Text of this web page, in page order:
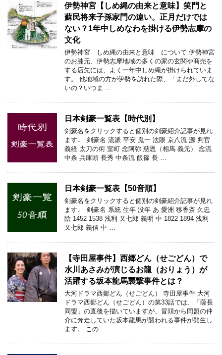
伊勢神宮【しめ縄の由来と意味】笑門と
蘇民将来子孫家門の違い。正月だけでは
ない？1年中しめなわを掛ける伊勢志摩の
文化
伊勢神宮 しめ縄の由来と意味 について 伊勢神宮
のお膝元、伊勢志摩地域の多くの家の玄関や商売を
する店先には、よく一年中しめ縄が掛けられていま
す。 他地域の方が伊勢を訪れた際、「まだ外してな
いの？いつま …
日本剣豪一覧表【時代別】
剣豪名をクリックすると個別の剣豪紹介記事が見れ
ます↓ 剣豪名 流派 平安 鬼一 法眼 京八流 源 判官
義経 太刀の術 室町 念阿弥 慈恩（相馬 義元） 念流
中条 兵庫頭 長秀 中条流 飯篠 長 …
日本剣豪一覧表【50音順】
剣豪名をクリックすると個別の剣豪紹介記事が見れ
ます↓ 剣豪名 系統 生年 没年 あ 愛洲 移香斎 久忠
陰 1452 1538 浅利 又七郎 義明 中 1822 1894 浅利
又七郎 義信 中 …
【寺田屋事件】西郷どん（せごどん）で
水川あさみが演じるお龍（おりょう）が
活躍する坂本龍馬襲撃事件とは？
大河ドラマ西郷どん（せごどん） 寺田屋事件 大河
ドラマ西郷どん（せごどん）の第33話では、「薩長
同盟」の直後を描いていますが、冒頭から同盟の仲
介に奔走していた坂本龍馬が襲われる事件が発生し
ます。 この …